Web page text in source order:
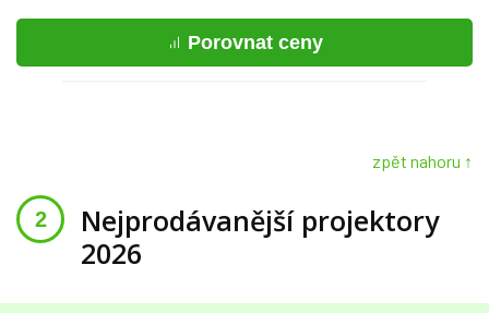
Porovnat ceny
zpět nahoru ↑
Nejprodávanější projektory
2026